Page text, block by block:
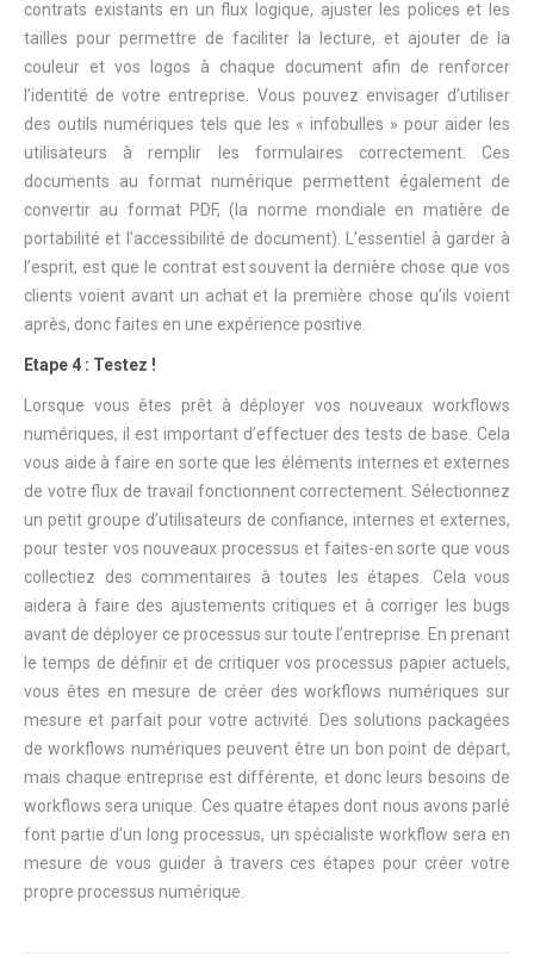
contrats existants en un flux logique, ajuster les polices et les
tailles pour permettre de faciliter la lecture, et ajouter de la
couleur et vos logos à chaque document afin de renforcer
l’identité de votre entreprise. Vous pouvez envisager d’utiliser
des outils numériques tels que les « infobulles » pour aider les
utilisateurs à remplir les formulaires correctement. Ces
documents au format numérique permettent également de
convertir au format PDF, (la norme mondiale en matière de
portabilité et l’accessibilité de document). L’essentiel à garder à
l’esprit, est que le contrat est souvent la dernière chose que vos
clients voient avant un achat et la première chose qu’ils voient
après, donc faites en une expérience positive.
Etape 4 : Testez !
Lorsque vous êtes prêt à déployer vos nouveaux workflows
numériques, il est important d’effectuer des tests de base. Cela
vous aide à faire en sorte que les éléments internes et externes
de votre flux de travail fonctionnent correctement. Sélectionnez
un petit groupe d’utilisateurs de confiance, internes et externes,
pour tester vos nouveaux processus et faites-en sorte que vous
collectiez des commentaires à toutes les étapes. Cela vous
aidera à faire des ajustements critiques et à corriger les bugs
avant de déployer ce processus sur toute l’entreprise. En prenant
le temps de définir et de critiquer vos processus papier actuels,
vous êtes en mesure de créer des workflows numériques sur
mesure et parfait pour votre activité. Des solutions packagées
de workflows numériques peuvent être un bon point de départ,
mais chaque entreprise est différente, et donc leurs besoins de
workflows sera unique. Ces quatre étapes dont nous avons parlé
font partie d’un long processus, un spécialiste workflow sera en
mesure de vous guider à travers ces étapes pour créer votre
propre processus numérique.